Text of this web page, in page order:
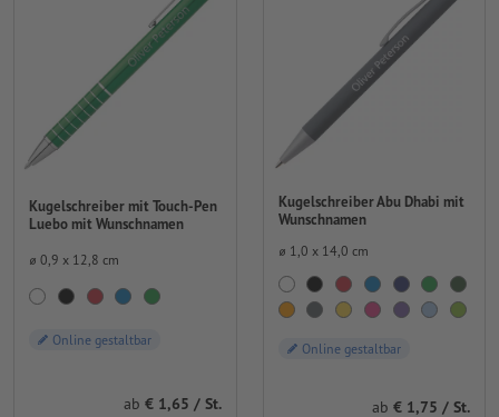
Kugelschreiber mit Touch-Pen
Luebo mit Wunschnamen
⌀ 0,9 x 12,8 cm
Online gestaltbar
ab 1,65 / St.
Kugelschreiber Abu Dhabi mit
Wunschnamen
⌀ 1,0 x 14,0 cm
Online gestaltbar
ab 1,75 / St.